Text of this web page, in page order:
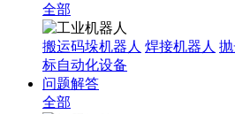
全部
搬运码垛机器人 焊接机器人
标自动化设备
问题解答
全部